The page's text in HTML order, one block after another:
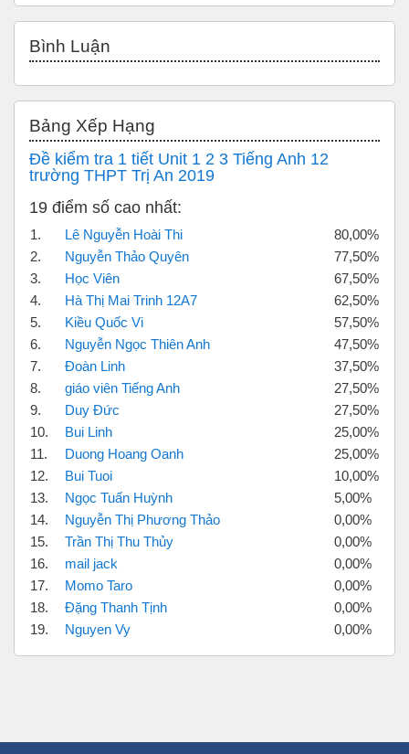
Bình Luận
Bảng Xếp Hạng
Đề kiểm tra 1 tiết Unit 1 2 3 Tiếng Anh 12
trường THPT Trị An 2019
19 điểm số cao nhất:
1. Lê Nguyễn Hoài Thi
80,00%
2.
Nguyễn Thảo Quyên
77,50%
3.
Học Viên
67,50%
4.
Hà Thị Mai Trinh 12A7
62,50%
5.
Kiều Quốc Vi
57,50%
6.
Nguyễn Ngọc Thiên Anh
47,50%
7.
Đoàn Linh
37,50%
8.
giáo viên Tiếng Anh
27,50%
9.
Duy Đức
27,50%
10.
Bui Linh
25,00%
11.
Duong Hoang Oanh
25,00%
12.
Bui Tuoi
10,00%
13.
Ngọc Tuấn Huỳnh
5,00%
14.
Nguyễn Thị Phương Thảo
0,00%
15.
Trần Thị Thu Thủy
0,00%
16.
mail jack
0,00%
17.
Momo Taro
0,00%
18.
Đặng Thanh Tịnh
0,00%
19.
Nguyen Vy 0,00%